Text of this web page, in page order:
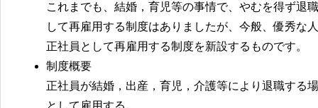
これまでも、結婚，育児等の事情で、やむを得ず退
して再雇用する制度はありましたが、今般、優秀な
正社員として再雇用する制度を新設するものです。
制度概要
正社員が結婚，出産，育児，介護等により退職する
として雇用する。